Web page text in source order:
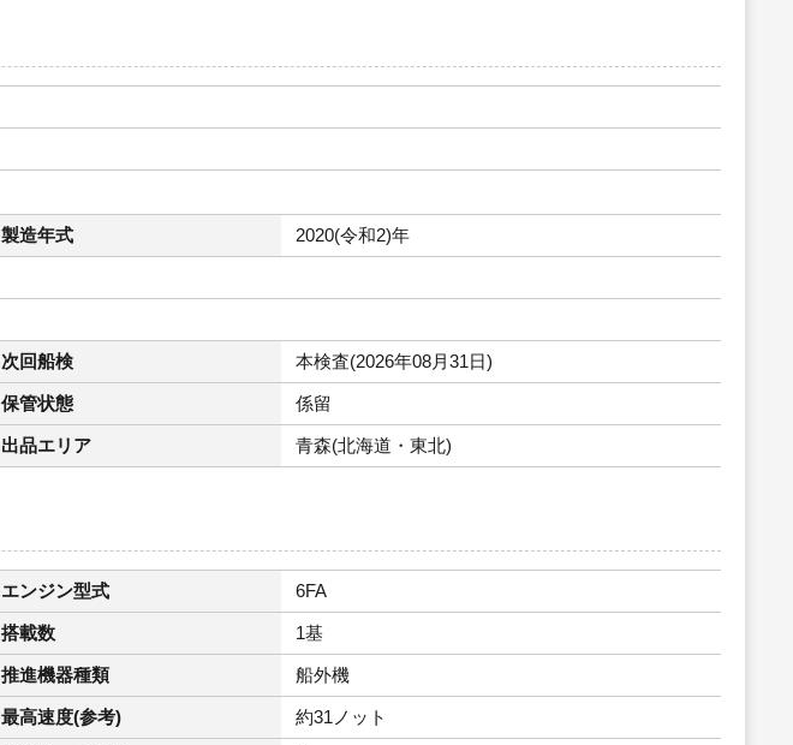
製造年式 2020(令和2)年
次回船検 本検査(2026年08月31日)
保管状態 係留
出品エリア 青森(北海道・東北)
エンジン型式 6FA
搭載数 1基
推進機器種類 船外機
最高速度(参考) 約31ノット